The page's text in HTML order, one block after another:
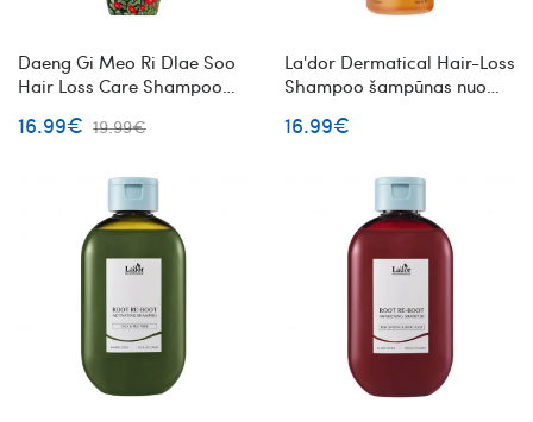
Daeng Gi Meo Ri Dlae Soo
Hair Loss Care Shampoo
slinkimo su žolelių
16.99€ 19.99€
La'dor Dermatical Hair-Loss
Shampoo šampūnas nuo
plaukams
16.99€